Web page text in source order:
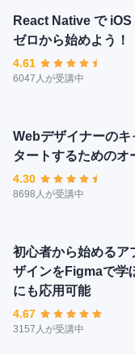
React Native で
ゼロから始めよう！
4.61
6047人が受講中
Webデザイナーのキ
タートするためのオ
4.30
8698人が受講中
初心者から始めるア
ザインをFigmaで学
にも応用可能
4.67
3157人が受講中